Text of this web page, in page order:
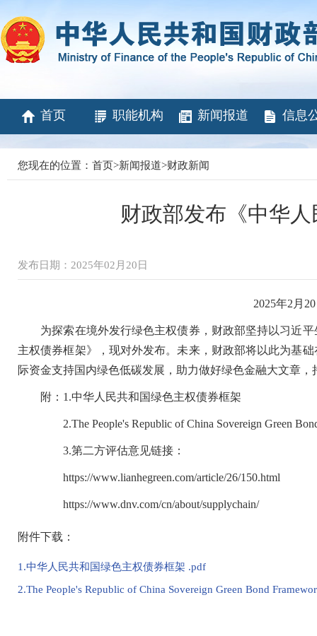
首页 职能机构 新闻报道 信息
您现在的位置： 首页>新闻报道>财政新闻
财政部发布《中华
发布日期：2025年02月20日
2025年2月
为探索在境外发行绿色主权债券，财政部坚持以习近平
主权债券框架》，现对外发布。未来，财政部将以此为基
际资金支持国内绿色低碳发展，助力做好绿色金融大文章
附：1.中华人民共和国绿色主权债券框架
2.The People's Republic of China Sovereign Green
3.第二方评估意见链接：
https://www.lianhegreen.com/article/26/150.html
https://www.dnv.com/cn/about/supplychain/
附件下载：
1.中华人民共和国绿色主权债券框架 .pdf
2.The People's Republic of China Sovereign Green Bond